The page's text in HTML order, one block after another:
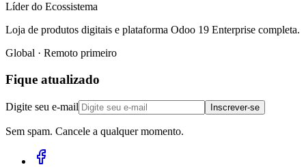
Líder do Ecossistema
Loja de produtos digitais e plataforma Odoo 19 Enterprise completa.
Global · Remoto primeiro
Fique atualizado
Digite seu e-mail Inscrever-se
Sem spam. Cancele a qualquer momento.